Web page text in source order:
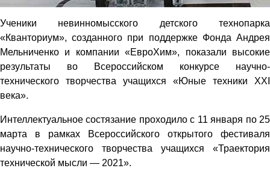
Ученики невинномысского детского технопарка
«Кванториум», созданного при поддержке Фонда Андрея
Мельниченко и компании «ЕвроХим», показали высокие
результаты во Всероссийском конкурсе научно-
технического творчества учащихся «Юные техники ХХI
века».
Интеллектуальное состязание проходило с 11 января по 25
марта в рамках Всероссийского открытого фестиваля
научно-технического творчества учащихся «Траектория
технической мысли — 2021».